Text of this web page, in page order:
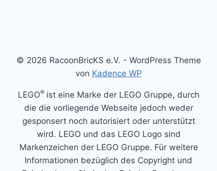
© 2026 RacoonBricKS e.V. - WordPress Theme
von Kadence WP
LEGO® ist eine Marke der LEGO Gruppe, durch
die die vorliegende Webseite jedoch weder
gesponsert noch autorisiert oder unterstützt
wird. LEGO und das LEGO Logo sind
Markenzeichen der LEGO Gruppe. Für weitere
Informationen bezüglich des Copyright und